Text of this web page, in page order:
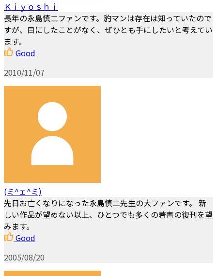
Ｋｉｙｏｓｈｉ
長年の永島慎二ファンです。豹マンは存在は知っていたので
すが、目にしたことがなく、ぜひとも手にしたいと考えてい
ます。
Good
2010/11/07
(ミ^ェ^ミ)
先日お亡くなりになった永島慎二先生の大ファンです。 新
しい作品が望めない以上、ひとつでも多くの著書の復刊を望
みます。
Good
2005/08/20